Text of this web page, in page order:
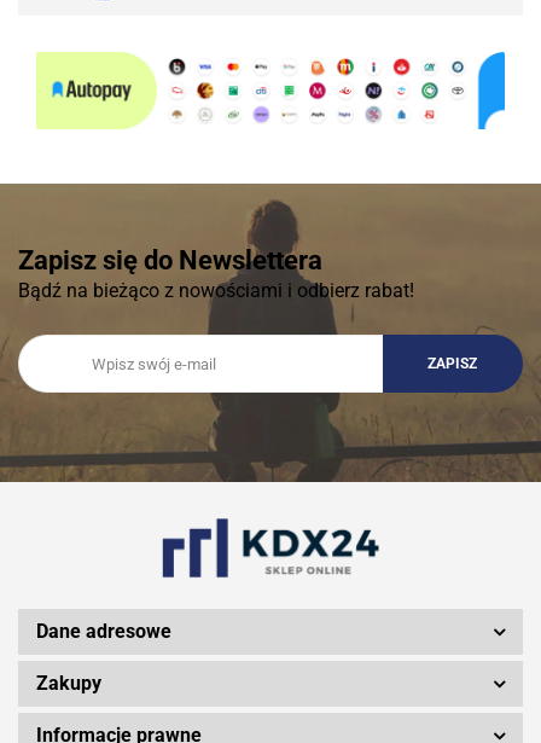
Zapisz się do Newslettera
Bądź na bieżąco z nowościami i odbierz rabat!
Dane adresowe
Zakupy
Informacje prawne